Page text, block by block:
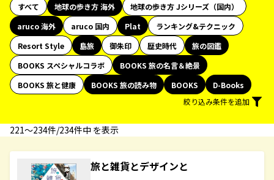
すべて 地球の歩き方 海外
地球の歩き方 Jシリーズ（国内）
aruco 海外
aruco 国内 Plat
ランキング&テクニック
Resort Style
島旅 御朱印 歴史時代
旅の図鑑
BOOKS スペシャルコラボ
BOOKS 旅の名言＆絶景
BOOKS 旅と健康
BOOKS 旅の読み物 BOOKS
D-Books
絞り込み条件を追加
221〜234件/234件中 を表示
旅と雑貨とデザインと